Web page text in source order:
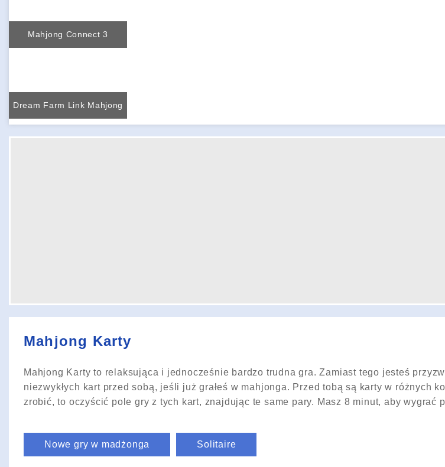
Mahjong Connect 3
Dream Farm Link Mahjong
Mahjong Karty
Mahjong Karty to relaksująca i jednocześnie bardzo trudna gra. Zamiast tego jesteś
niezwykłych kart przed sobą, jeśli już grałeś w mahjonga. Przed tobą są karty w różnych
zrobić, to oczyścić pole gry z tych kart, znajdując te same pary. Masz 8 minut, aby wygrać
Nowe gry w madżonga Solitaire